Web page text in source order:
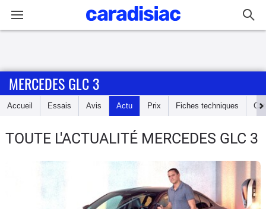
Accueil
Essais
MERCEDES GLC 3
Accueil Essais Avis Actu Prix Fiches techniques
TOUTE L'ACTUALITÉ MERCEDES GLC 3